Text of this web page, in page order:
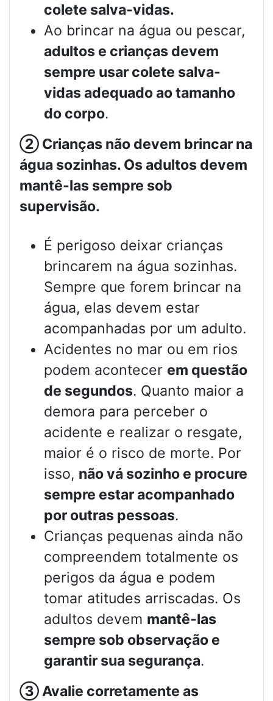
colete salva-vidas.
Ao brincar na água ou pescar,
adultos e crianças devem
sempre usar colete salva-
vidas adequado ao tamanho
do corpo.
② Crianças não devem brincar na
água sozinhas. Os adultos devem
mantê-las sempre sob
supervisão.
É perigoso deixar crianças
brincarem na água sozinhas.
Sempre que forem brincar na
água, elas devem estar
acompanhadas por um adulto.
Acidentes no mar ou em rios
podem acontecer em questão
de segundos. Quanto maior a
demora para perceber o
acidente e realizar o resgate,
maior é o risco de morte. Por
isso, não vá sozinho e procure
sempre estar acompanhado
por outras pessoas.
Crianças pequenas ainda não
compreendem totalmente os
perigos da água e podem
tomar atitudes arriscadas. Os
adultos devem mantê-las
sempre sob observação e
garantir sua segurança.
③Avalie corretamente as